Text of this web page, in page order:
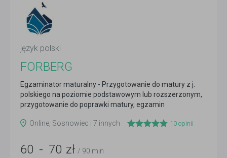
język polski
FORBERG
Egzaminator maturalny - Przygotowanie do matury z j.
polskiego na poziomie podstawowym lub rozszerzonym,
przygotowanie do poprawki matury, egzamin
Online, Sosnowiec i 7 innych
10 opinii
60 - 70 zł / 90 min